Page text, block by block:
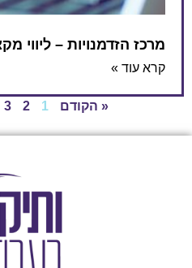
מרכז הזדמנויות – ליווי
קרא עוד »
« הקודם 1
2
3